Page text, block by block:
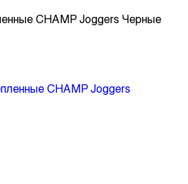
CHAMP Joggers Черные